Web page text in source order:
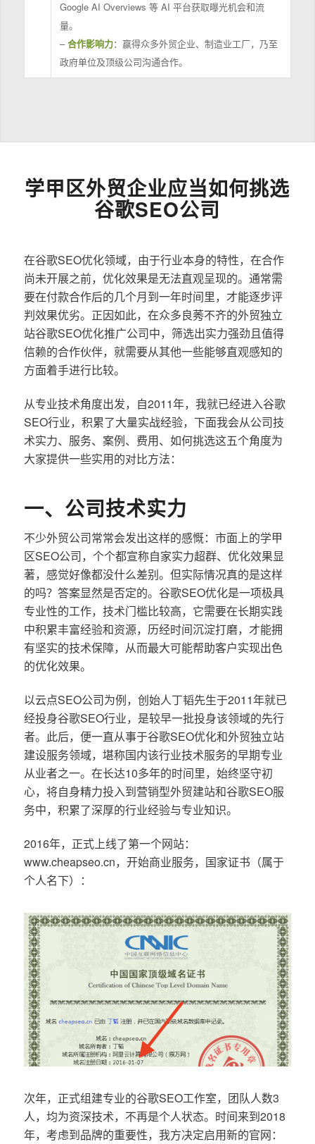
Google AI Overviews 等 AI 平台获取曝光机会和流
量。
–合作影响力：赢得众多外贸企业、制造业工厂，乃至
政府单位及顶级公司沟通合作。
学甲区外贸企业应当如何挑选
谷歌SEO公司
在谷歌SEO优化领域，由于行业本身的特性，在合作
尚未开展之前，优化效果是无法直观呈现的。通常需
要在付款合作后的几个月到一年时间里，才能逐步评
判效果优劣。正因如此，在众多良莠不齐的外贸独立
站谷歌SEO优化推广公司中，筛选出实力强劲且值得
信赖的合作伙伴，就需要从其他一些能够直观感知的
方面着手进行比较。
从专业技术角度出发，自2011年，我就已经进入谷歌
SEO行业，积累了大量实战经验，下面我会从公司技
术实力、服务、案例、费用、如何挑选这五个角度为
大家提供一些实用的对比方法：
一、公司技术实力
不少外贸公司常常会发出这样的感慨：市面上的学甲
区SEO公司，个个都宣称自家实力超群、优化效果显
著，感觉好像都没什么差别。但实际情况真的是这样
的吗？答案显然是否定的。谷歌SEO优化是一项极具
专业性的工作，技术门槛比较高，它需要在长期实践
中积累丰富经验和资源，历经时间沉淀打磨，才能拥
有坚实的技术保障，从而最大可能帮助客户实现出色
的优化效果。
以云点SEO公司为例，创始人丁韬先生于2011年就已
经投身谷歌SEO行业，是较早一批投身该领域的先行
者。此后，便一直从事于谷歌SEO优化和外贸独立站
建设服务领域，堪称国内该行业技术服务的早期专业
从业者之一。在长达10多年的时间里，始终坚守初
心，将自身精力投入到营销型外贸建站和谷歌SEO服
务中，积累了深厚的行业经验与专业知识。
2016年，正式上线了第一个网站：
www.cheapseo.cn，开始商业服务，国家证书（属于
个人名下）：
次年，正式组建专业的谷歌SEO工作室，团队人数3
人，均为资深技术，不再是个人状态。时间来到2018
年，考虑到品牌的重要性，我方决定启用新的官网：